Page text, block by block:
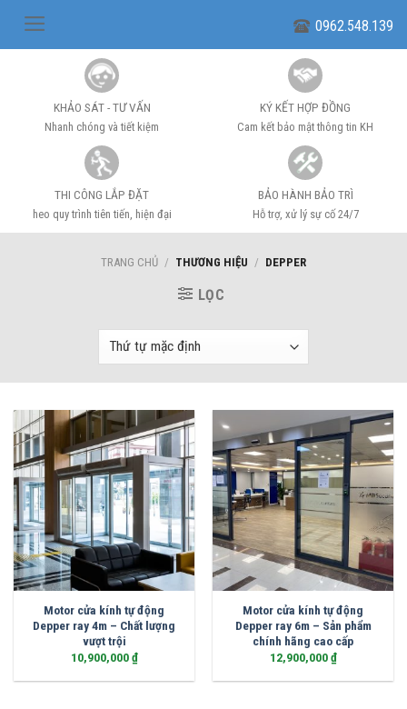
0962.548.139
KHẢO SÁT - TƯ VẤN
Nhanh chóng và tiết kiệm
KÝ KẾT HỢP ĐỒNG
Cam kết bảo mật thông tin KH
THI CÔNG LẮP ĐẶT
heo quy trình tiên tiến, hiện đại
BẢO HÀNH BẢO TRÌ
Hỗ trợ, xử lý sự cố 24/7
TRANG CHỦ / THƯƠNG HIỆU / DEPPER
LỌC
Motor cửa kính tự động
Depper ray 4m – Chất lượng
vượt trội
10,900,000₫
Motor cửa kính tự động
Depper ray 6m – Sản phẩm
chính hãng cao cấp
12,900,000₫